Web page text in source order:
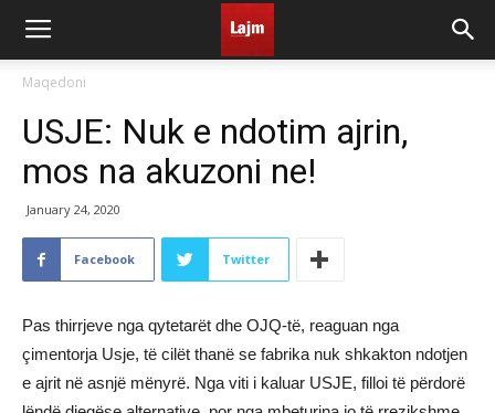
Maqedoni
USJE: Nuk e ndotim ajrin,
mos na akuzoni ne!
January 24, 2020
Facebook Twitter
Pas thirrjeve nga qytetarët dhe OJQ-të, reaguan nga
çimentorja Usje, të cilët thanë se fabrika nuk shkakton ndotjen
e ajrit në asnjë mënyrë. Nga viti i kaluar USJE, filloi të përdorë